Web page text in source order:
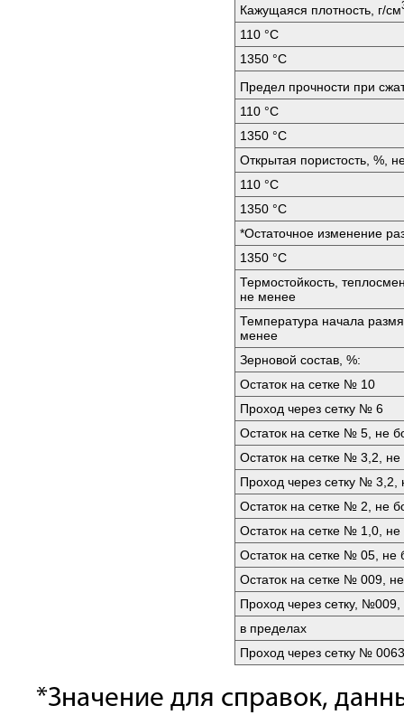
Кажущаяся плотность, г/см
110 °C
1350 °C
Предел прочности при
110 °C
1350 °C
Открытая пористость, %,
110 °C
1350 °C
*Остаточное изменение
1350 °C
Термостойкость,
не менее
Температура начала
менее
Зерновой состав, %:
Остаток на сетке № 10
Проход через сетку № 6
Остаток на сетке № 5, не
Остаток на сетке № 3,2,
Проход через сетку № 3,2,
Остаток на сетке № 2, не
Остаток на сетке № 1,0, не
Остаток на сетке № 05, не
Остаток на сетке № 009,
Проход через сетку,
в пределах
Проход через сетку №
*Значение для справок,